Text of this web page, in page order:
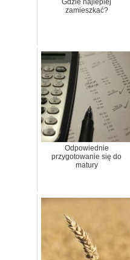
Gdzie najlepiej
zamieszkać?
Odpowiednie
przygotowanie się do
matury